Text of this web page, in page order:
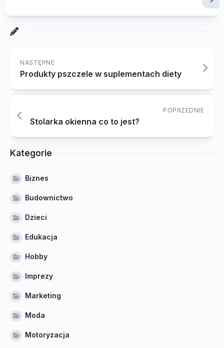
NASTĘPNE
Produkty pszczele w suplementach diety
POPRZEDNIE
Stolarka okienna co to jest?
Kategorie
Biznes
Budownictwo
Dzieci
Edukacja
Hobby
Imprezy
Marketing
Moda
Motoryzacja